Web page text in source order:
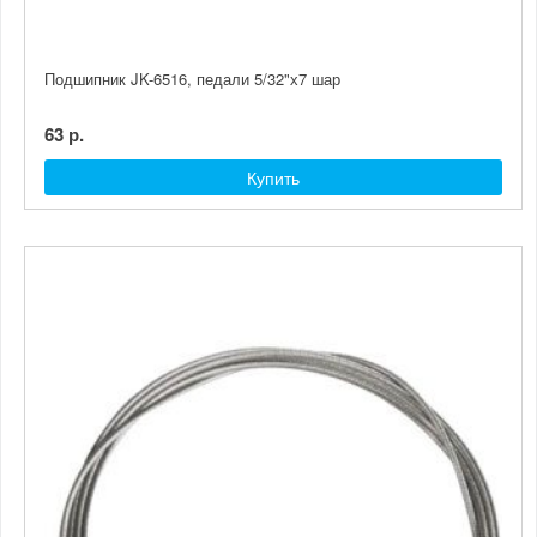
Подшипник JK-6516, педали 5/32"х7 шар
63 р.
Купить